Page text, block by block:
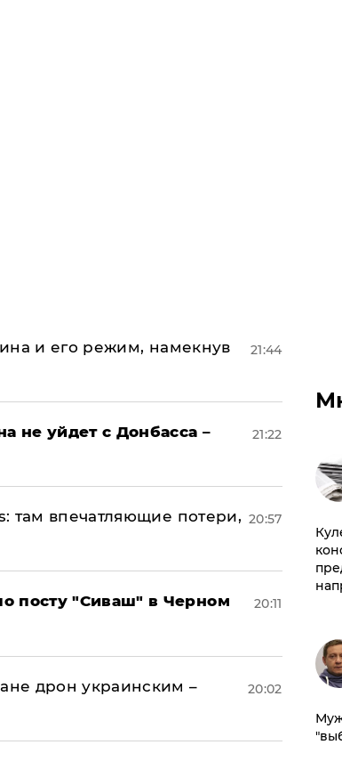
и его режим, намекнув
21:44
не уйдет с Донбасса –
21:22
там впечатляющие потери, 20:57
посту "Сиваш" в Черном
20:11
дрон украинским –
20:02